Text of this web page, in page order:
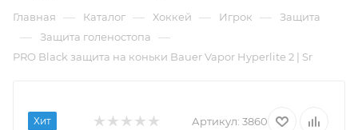
Главная — Каталог — Хоккей — Игрок — Защита
— Защита голеностопа —
PRO Black защита на коньки Bauer Vapor Hyperlite 2 | Sr
Хит Артикул: 3860